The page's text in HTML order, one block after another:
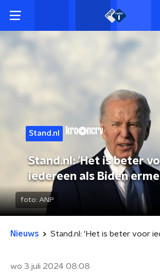
Stand.nl
Stand.nl: 'Het is beter
iedereen als Biden
foto: ANP
Nieuws
wo 3 juli 2024 08:08